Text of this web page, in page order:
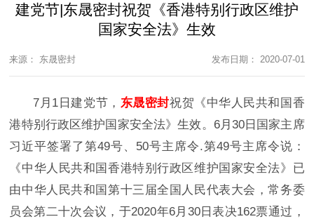
建党节|东晟密封祝贺《香港特别行政区维护
国家安全法》生效
来源： 东晟密封 发布日期： 2020-07-01
7月1日建党节， 东晟密封祝贺《中华人民共和国香
港特别行政区维护国家安全法》生效。6月30日国家主席
习近平签署了第49号、50号主席令.第49号主席令说：
《中华人民共和国香港特别行政区维护国家安全法》已
由中华人民共和国第十三届全国人民代表大会，常务委
员会第二十次会议，于2020年6月30日表决162票通过，